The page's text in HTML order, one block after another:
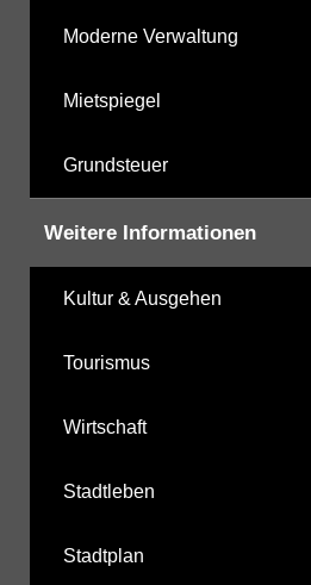
Moderne Verwaltung
Mietspiegel
Grundsteuer
Weitere Informationen
Kultur & Ausgehen
Tourismus
Wirtschaft
Stadtleben
Stadtplan